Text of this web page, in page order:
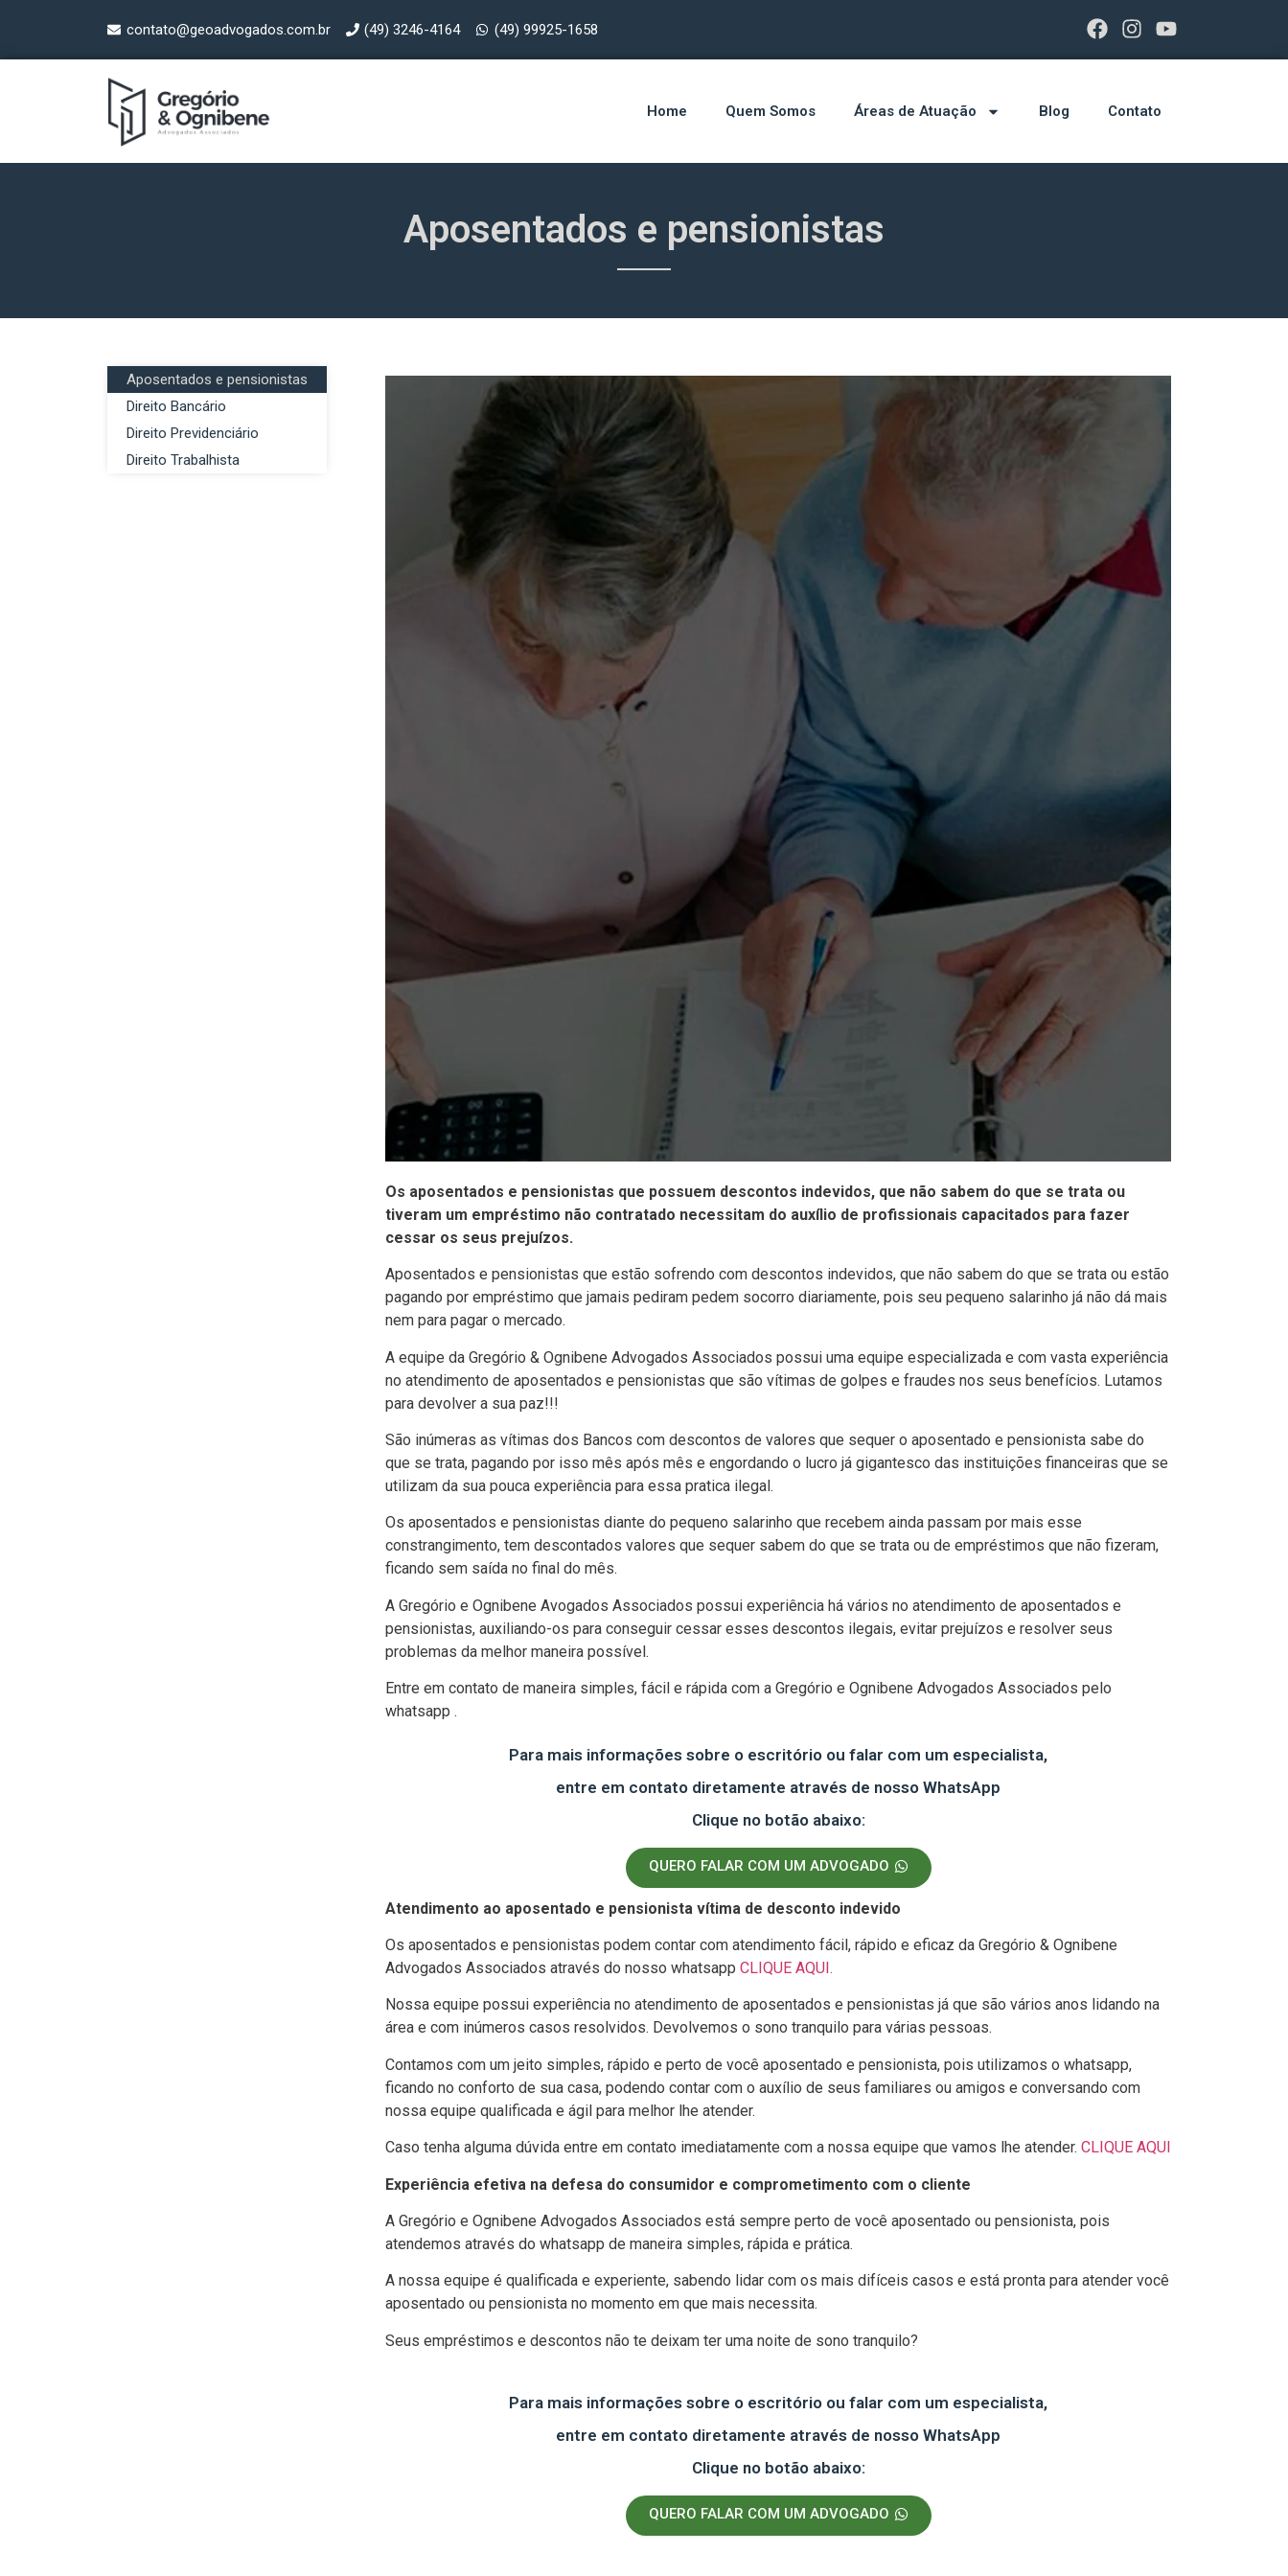
contato@geoadvogados.com.br (49) 3246-4164 (49) 99925-1658
Home Quem Somos Áreas de Atuação Blog Contato
Aposentados e pensionistas
Aposentados e pensionistas
Direito Bancário
Direito Previdenciário
Direito Trabalhista
Os aposentados e pensionistas que possuem descontos indevidos, que não sabem do que se trata ou
tiveram um empréstimo não contratado necessitam do auxílio de profissionais capacitados para fazer
cessar os seus prejuízos.
Aposentados e pensionistas que estão sofrendo com descontos indevidos, que não sabem do que se trata ou estão
pagando por empréstimo que jamais pediram pedem socorro diariamente, pois seu pequeno salarinho já não dá mais
nem para pagar o mercado.
A equipe da Gregório & Ognibene Advogados Associados possui uma equipe especializada e com vasta experiência
no atendimento de aposentados e pensionistas que são vítimas de golpes e fraudes nos seus benefícios. Lutamos
para devolver a sua paz!!!
São inúmeras as vítimas dos Bancos com descontos de valores que sequer o aposentado e pensionista sabe do
que se trata, pagando por isso mês após mês e engordando o lucro já gigantesco das instituições financeiras que se
utilizam da sua pouca experiência para essa pratica ilegal.
Os aposentados e pensionistas diante do pequeno salarinho que recebem ainda passam por mais esse
constrangimento, tem descontados valores que sequer sabem do que se trata ou de empréstimos que não fizeram,
ficando sem saída no final do mês.
A Gregório e Ognibene Avogados Associados possui experiência há vários no atendimento de aposentados e
pensionistas, auxiliando-os para conseguir cessar esses descontos ilegais, evitar prejuízos e resolver seus
problemas da melhor maneira possível.
Entre em contato de maneira simples, fácil e rápida com a Gregório e Ognibene Advogados Associados pelo
whatsapp .
Para mais informações sobre o escritório ou falar com um especialista,
entre em contato diretamente através de nosso WhatsApp
Clique no botão abaixo:
QUERO FALAR COM UM ADVOGADO
Atendimento ao aposentado e pensionista vítima de desconto indevido
Os aposentados e pensionistas podem contar com atendimento fácil, rápido e eficaz da Gregório & Ognibene
Advogados Associados através do nosso whatsapp CLIQUE AQUI.
Nossa equipe possui experiência no atendimento de aposentados e pensionistas já que são vários anos lidando na
área e com inúmeros casos resolvidos. Devolvemos o sono tranquilo para várias pessoas.
Contamos com um jeito simples, rápido e perto de você aposentado e pensionista, pois utilizamos o whatsapp,
ficando no conforto de sua casa, podendo contar com o auxílio de seus familiares ou amigos e conversando com
nossa equipe qualificada e ágil para melhor lhe atender.
Caso tenha alguma dúvida entre em contato imediatamente com a nossa equipe que vamos lhe atender. CLIQUE AQUI
Experiência efetiva na defesa do consumidor e comprometimento com o cliente
A Gregório e Ognibene Advogados Associados está sempre perto de você aposentado ou pensionista, pois
atendemos através do whatsapp de maneira simples, rápida e prática.
A nossa equipe é qualificada e experiente, sabendo lidar com os mais difíceis casos e está pronta para atender você
aposentado ou pensionista no momento em que mais necessita.
Seus empréstimos e descontos não te deixam ter uma noite de sono tranquilo?
Para mais informações sobre o escritório ou falar com um especialista,
entre em contato diretamente através de nosso WhatsApp
Clique no botão abaixo:
QUERO FALAR COM UM ADVOGADO